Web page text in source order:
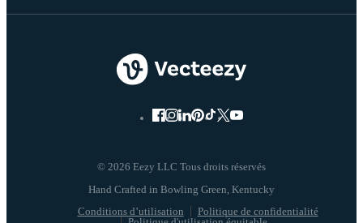
© 2026 Eezy LLC Tous droits réservés
Conditions d’utilisation
Politique de confidentialité